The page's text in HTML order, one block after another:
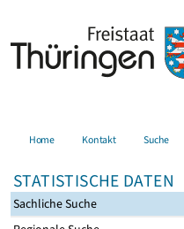
Home Kontakt Suche
STATISTISCHE DATEN
Sachliche Suche